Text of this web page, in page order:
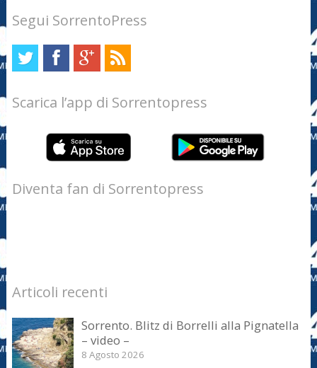
Segui SorrentoPress
Scarica l’app di Sorrentopress
Diventa fan di Sorrentopress
Articoli recenti
Sorrento. Blitz di Borrelli alla Pignatella
– video –
8 Agosto 2026